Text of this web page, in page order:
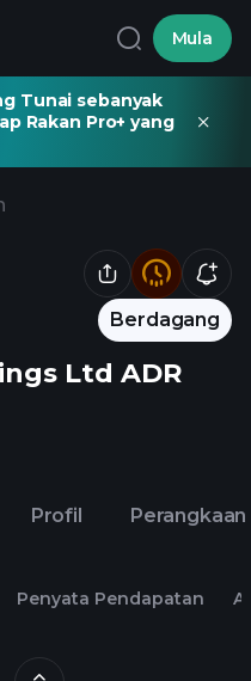
Mula
Tunai sebanyak
Rakan Pro+ yang
Berdagang
Ltd ADR
Profil Perangkaan
Penyata Pendapatan